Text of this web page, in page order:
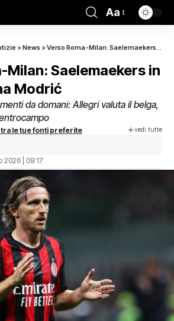
Aa
>News >Verso Roma-Milan: Saelemaekers in dubbio, torna Modrić
Milan: Saelemaekers in
Modrić
da domani: Allegri valuta il belga,
le tue fonti preferite vedi tutte
2026 | 09:17